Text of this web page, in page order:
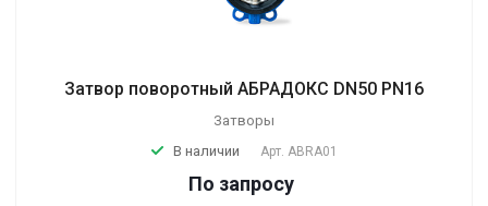
Затвор поворотный АБРАДОКС DN50 PN16
Затворы
В наличии
Арт. ABRA01
По запросу